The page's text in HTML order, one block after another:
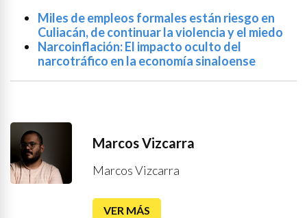
Miles de empleos formales están riesgo en
Culiacán, de continuar la violencia y el miedo
Narcoinflación: El impacto oculto del
narcotráfico en la economía sinaloense
Marcos Vizcarra
Marcos Vizcarra
VER MÁS